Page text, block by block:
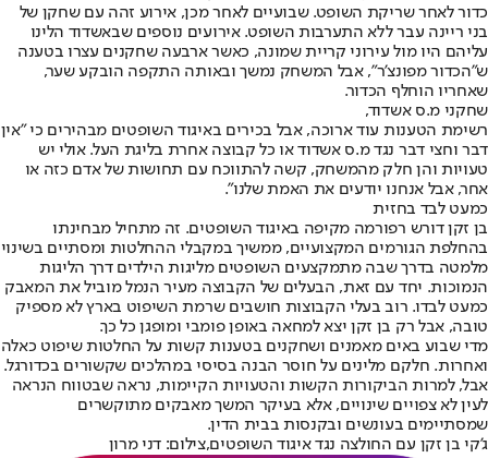
כדור לאחר שריקת השופט. שבועיים לאחר מכן, אירוע זהה עם שחקן של
בני ריינה עבר ללא התערבות השופט. אירועים נוספים שבאשדוד הלינו
עליהם היו מול עירוני קריית שמונה, כאשר ארבעה שחקנים עצרו בטענה
ש"הכדור מפונצ'ר", אבל המשחק נמשך ובאותה התקפה הובקע שער,
שאחריו הוחלף הכדור.
שחקני מ.ס אשדוד,
רשימת הטענות עוד ארוכה, אבל בכירים באיגוד השופטים מבהירים כי "אין
דבר וחצי דבר נגד מ.ס אשדוד או כל קבוצה אחרת בליגת העל. אולי יש
טעויות והן חלק מהמשחק, קשה להתווכח עם תחושות של אדם כזה או
אחר, אבל אנחנו יודעים את האמת שלנו".
כמעט לבד בחזית
בן זקן דורש רפורמה מקיפה באיגוד השופטים. זה מתחיל מבחינתו
בהחלפת הגורמים המקצועיים, ממשיך במקבלי ההחלטות ומסתיים בשינוי
מלמטה בדרך שבה מתמקצעים השופטים מליגות הילדים דרך הליגות
הנמוכות. יחד עם זאת, הבעלים של הקבוצה מעיר הנמל מוביל את המאבק
כמעט לבדו. רוב בעלי הקבוצות חושבים שרמת השיפוט בארץ לא מספיק
טובה, אבל רק בן זקן יצא למחאה באופן פומבי ומופגן כל כך.
מדי שבוע באים מאמנים ושחקנים בטענות קשות על החלטות שיפוט כאלה
ואחרות. חלקם מלינים על חוסר הבנה בסיסי במהלכים שקשורים בכדורגל.
אבל, למרות הביקורות הקשות והטעויות הקיימות, נראה שבטווח הנראה
לעין לא צפויים שינויים, אלא בעיקר המשך מאבקים מתוקשרים
שמסתיימים בעונשים ובקנסות בבית הדין.
ג'קי בן זקן עם החולצה נגד איגוד השופטים,צילום: דני מרון